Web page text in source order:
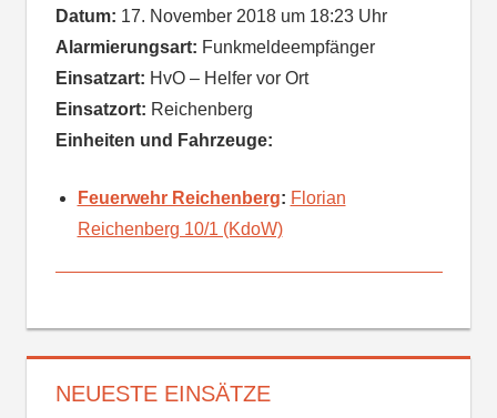
Datum: 17. November 2018 um 18:23 Uhr
Alarmierungsart: Funkmeldeempfänger
Einsatzart: HvO – Helfer vor Ort
Einsatzort: Reichenberg
Einheiten und Fahrzeuge:
Feuerwehr Reichenberg: Florian
Reichenberg 10/1 (KdoW)
NEUESTE EINSÄTZE